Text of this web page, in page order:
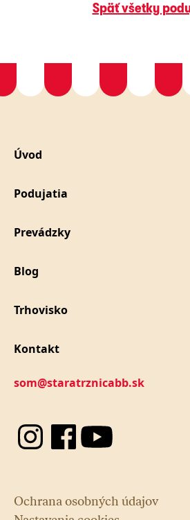
Späť všetky
som@staratrznicabb.sk
Úvod
Podujatia
Prevádzky
Blog
Trhovisko
Kontakt
Ochrana osobných údajov